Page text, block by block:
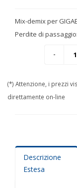
Mix-demix per
Perdite di passaggio:
(*) Attenzione, i prezzi
direttamente on-line
Descrizione
Estesa